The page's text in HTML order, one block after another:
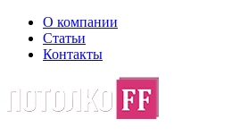
О компании
Статьи
Контакты